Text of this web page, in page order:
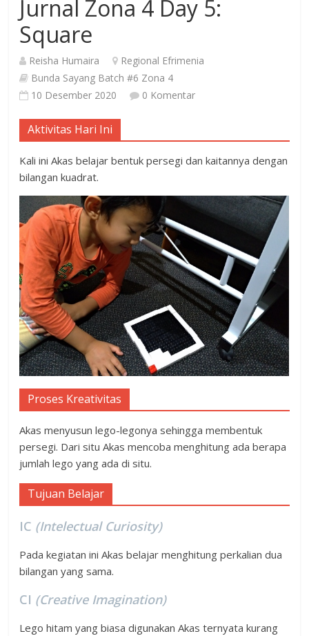
Jurnal Zona 4 Day 5:
Square
Reisha Humaira
Regional Efrimenia
Bunda Sayang Batch #6 Zona 4
10 Desember 2020
0 Komentar
Aktivitas Hari Ini
Kali ini Akas belajar bentuk persegi dan kaitannya dengan
bilangan kuadrat.
Proses Kreativitas
Akas menyusun lego-legonya sehingga membentuk
persegi. Dari situ Akas mencoba menghitung ada berapa
jumlah lego yang ada di situ.
Tujuan Belajar
IC (Intelectual Curiosity)
Pada kegiatan ini Akas belajar menghitung perkalian dua
bilangan yang sama.
CI (Creative Imagination)
Lego hitam yang biasa digunakan Akas ternyata kurang